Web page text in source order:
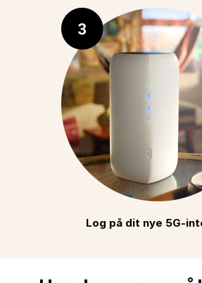
Log på dit nye 5G-